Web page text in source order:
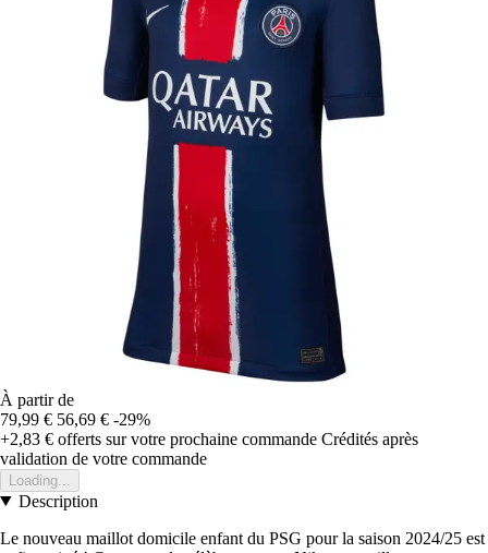
À partir de
79,99 € 56,69 € -29%
+2,83 € offerts sur votre prochaine commande Crédités après
validation de votre commande
Loading...
Description
Le nouveau maillot domicile enfant du PSG pour la saison 2024/25 est